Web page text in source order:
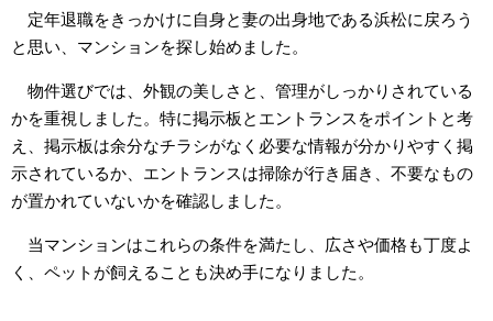
定年退職をきっかけに自身と妻の出身地である浜松に戻ろう
と思い、マンションを探し始めました。
物件選びでは、外観の美しさと、管理がしっかりされている
かを重視しました。特に掲示板とエントランスをポイントと考
え、掲示板は余分なチラシがなく必要な情報が分かりやすく掲
示されているか、エントランスは掃除が行き届き、不要なもの
が置かれていないかを確認しました。
当マンションはこれらの条件を満たし、広さや価格も丁度よ
く、ペットが飼えることも決め手になりました。